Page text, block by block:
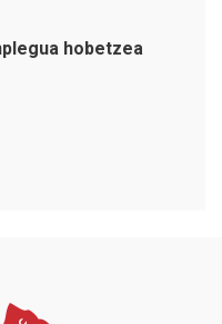
hobetzea